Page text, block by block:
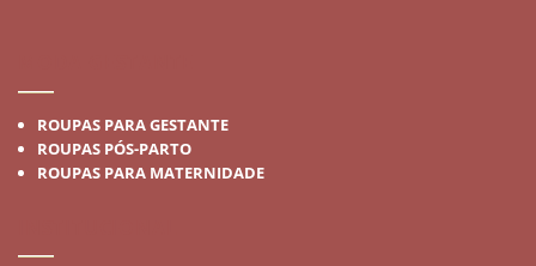
ROUPAS PARA GESTANTE
ROUPAS PÓS-PARTO
ROUPAS PARA MATERNIDADE